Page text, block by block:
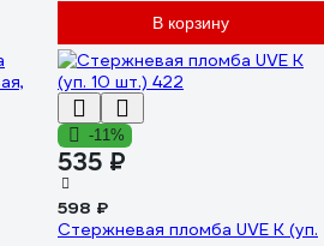
В корзину
-11%
535 ₽
598 ₽
Стержневая пломба UVE K (уп.